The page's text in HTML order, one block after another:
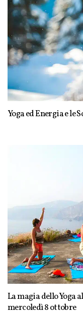
Yoga ed Energia e le
La magia dello Yoga
mercoledì 8 ottobre